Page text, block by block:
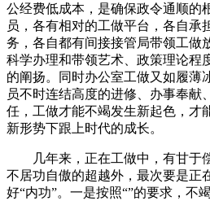
公经费低成本，是确保政令通顺的
员，各有相对的工做平台，各自承
务，各自都有间接接管局带领工做
科学办理和带领艺术、政策理论程
的阐扬。同时办公室工做又如履薄
员不时连结高度的进修、办事奉献
任，工做才能不竭发生新起色，才
新形势下跟上时代的成长。
几年来，正在工做中，有甘于
不居功自傲的超越外，最次要是正
好“内功”。一是按照“”的要求，不